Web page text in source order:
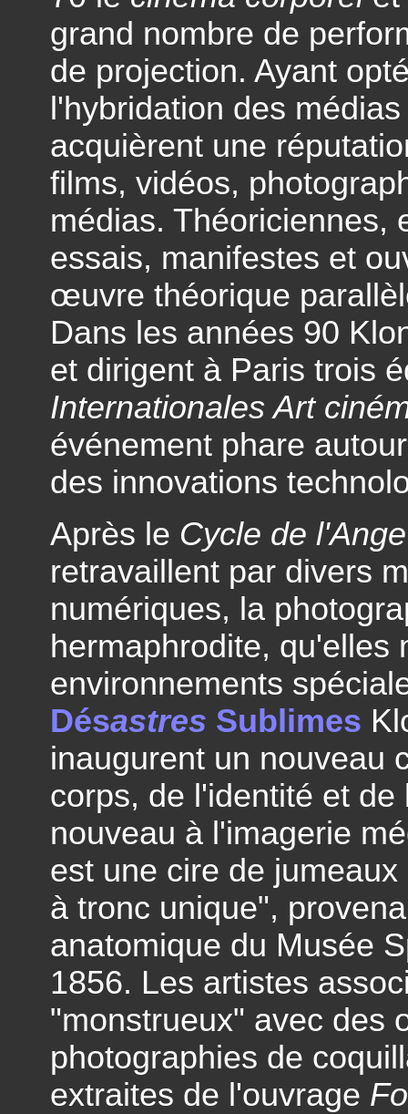
grand nombre de
de projection. Ayant
l'hybridation des
acquièrent une
films, vidéos,
médias. Théoriciennes,
essais, manifestes et
œuvre théorique
Dans les années 90
et dirigent à Paris trois
Internationales Art
événement phare
des innovations
Après le Cycle de l'Ange
retravaillent par divers
numériques, la
hermaphrodite, qu'elles
environnements
Désastres Sublimes
inaugurent un nouveau
corps, de l'identité et
nouveau à l'imagerie
est une cire de
à tronc unique",
anatomique du Musée
1856. Les artistes
"monstrueux" avec des
photographies de
extraites de l'ouvrage